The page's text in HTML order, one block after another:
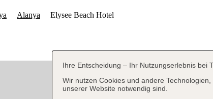
Ihre Entscheidung – Ihr Nutzungserlebnis bei
Wir nutzen Cookies und andere
unserer Website notwendig sind.